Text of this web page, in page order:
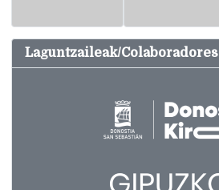
Laguntzaileak/Colaboradores